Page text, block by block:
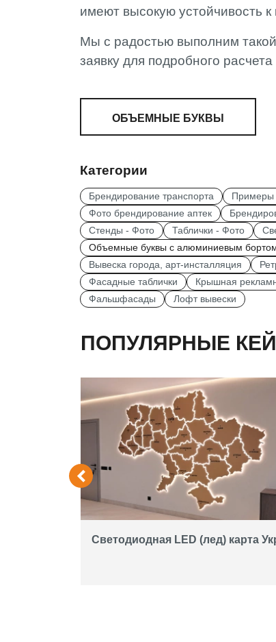
имеют высокую устойчивость
Мы с радостью выполним
заявку для подробного
ОБЪЕМНЫЕ БУКВЫ
Категории
Брендирование транспорта Примеры
Фото брендирование аптек
Стенды - Фото
Таблички - Фото
Объемные буквы с алюминиевым
Вывеска города, арт-инсталляция
Фасадные таблички
Крышная
Фальшфасады
Лофт вывески
ПОПУЛЯРНЫЕ
Светодиодная LED (лед) карта